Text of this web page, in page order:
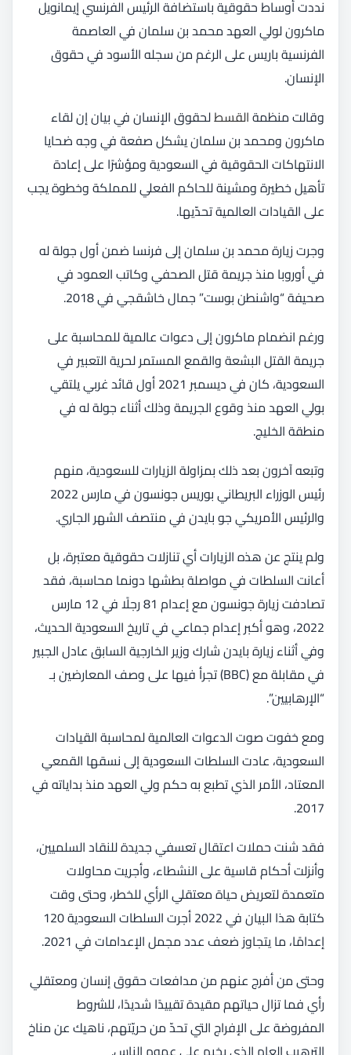
نددت أوساط حقوقية باستضافة الرئيس الفرنسي إيمانويل
ماكرون لولي العهد محمد بن سلمان في العاصمة
الفرنسية باريس على الرغم من سجله الأسود في حقوق
الإنسان.
وقالت منظمةالقسطلحقوق الإنسان في بيان إن لقاء
ماكرون ومحمد بن سلمان يشكل صفعة في وجه ضحايا
الانتهاكات الحقوقية في السعودية ومؤشرًا على إعادة
تأهيل خطيرة ومشينة للحاكم الفعلي للمملكة وخطوة يجب
على القيادات العالمية تحدّيها.
وجرت زيارة محمد بن سلمان إلى فرنسا ضمن أول جولة له
في أوروبا منذ جريمة قتل الصحفي وكاتب العمود في
صحيفة “واشنطن بوست” جمال خاشقجي في 2018.
ورغم انضمام ماكرون إلى دعوات عالمية للمحاسبة على
جريمة القتل البشعة والقمع المستمر لحرية التعبير في
السعودية، كان في ديسمبر 2021 أول قائد غربي يلتقي
بولي العهد منذ وقوع الجريمة وذلك أثناء جولة له في
منطقة الخليج.
وتبعه آخرون بعد ذلك بمزاولة الزيارات للسعودية، منهم
رئيس الوزراء البريطاني بوريس جونسون في مارس 2022
والرئيس الأمريكي جو بايدن في منتصف الشهر الجاري.
ولم ينتج عن هذه الزيارات أي تنازلات حقوقية معتبرة، بل
أعانت السلطات في مواصلة بطشها دونما محاسبة، فقد
تصادفت زيارة جونسون مع إعدام 81 رجلًا في 12 مارس
2022، وهو أكبر إعدام جماعي في تاريخ السعودية الحديث،
وفي أثناء زيارة بايدن شارك وزير الخارجية السابق عادل الجبير
في مقابلة مع (BBC) تجرأ فيها على وصف المعارضين بـ
“الإرهابيين”.
ومع خفوت صوت الدعوات العالمية لمحاسبة القيادات
السعودية، عادت السلطات السعودية إلى نسقها القمعي
المعتاد، الأمر الذي تطبع به حكم ولي العهد منذ بداياته في
2017.
فقد شنت حملات اعتقال تعسفي جديدة للنقاد السلميين،
وأنزلت أحكام قاسية على النشطاء، وأجريت محاولات
متعمدة لتعريض حياة معتقلي الرأي للخطر، وحتى وقت
كتابة هذا البيان في 2022 أجرت السلطات السعودية 120
إعدامًا، ما يتجاوز ضعف عدد مجمل الإعدامات في 2021.
وحتى من أفرج عنهم من مدافعات حقوق إنسان ومعتقلي
رأي فما تزال حياتهم مقيدة تقييدًا شديدًا، للشروط
المفروضة على الإفراج التي تحدّ من حريّتهم، ناهيك عن مناخ